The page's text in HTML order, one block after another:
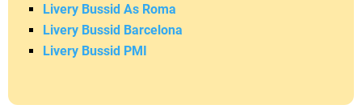
Livery Bussid As Roma
Livery Bussid Barcelona
Livery Bussid PMI